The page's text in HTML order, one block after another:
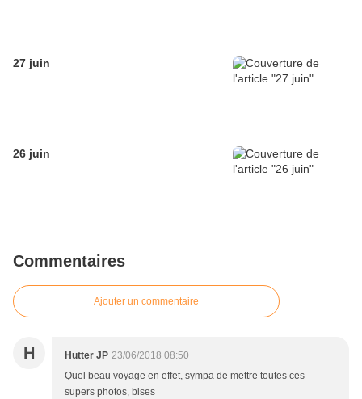
27 juin
26 juin
Commentaires
Ajouter un commentaire
H Hutter JP 23/06/2018 08:50
Quel beau voyage en effet, sympa de mettre toutes ces
supers photos, bises